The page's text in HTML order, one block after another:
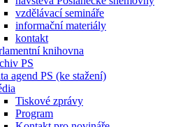
vzdělávací semináře
informační materiály
kontakt
knihovna
PS
agend PS (ke stažení)
Tiskové zprávy
Program